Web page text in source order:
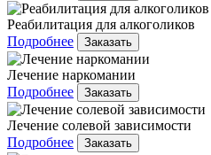
Реабилитация для алкоголиков
Подробнее
Заказать
Лечение наркомании
Подробнее
Заказать
Лечение солевой зависимости
Подробнее
Заказать